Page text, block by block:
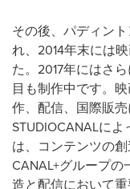
その後、パディン
れ、2014年末には
た。2017年にはさ
目も制作中です。
作、配信、国際販
STUDIOCANALに
は、コンテンツの
CANAL+グループ
造と配信において